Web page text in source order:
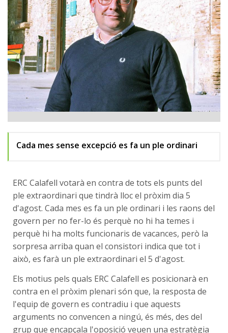
Cada mes sense excepció es fa un ple ordinari
ERC Calafell votarà en contra de tots els punts del
ple extraordinari que tindrà lloc el pròxim dia 5
d'agost. Cada mes es fa un ple ordinari i les raons del
govern per no fer-lo és perquè no hi ha temes i
perquè hi ha molts funcionaris de vacances, però la
sorpresa arriba quan el consistori indica que tot i
això, es farà un ple extraordinari el 5 d'agost.
Els motius pels quals ERC Calafell es posicionarà en
contra en el pròxim plenari són que, la resposta de
l'equip de govern es contradiu i que aquests
arguments no convencen a ningú, és més, des del
grup que encapçala l'oposició veuen una estratègia